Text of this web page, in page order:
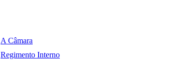
A Câmara
Regimento Interno